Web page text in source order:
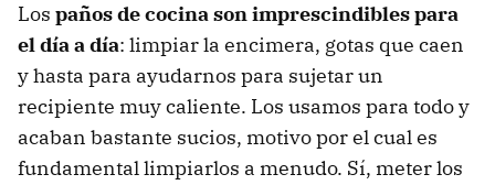
Los paños de cocina son imprescindibles para
el día a día: limpiar la encimera, gotas que caen
y hasta para ayudarnos para sujetar un
recipiente muy caliente. Los usamos para todo y
acaban bastante sucios, motivo por el cual es
fundamental limpiarlos a menudo. Sí, meter los